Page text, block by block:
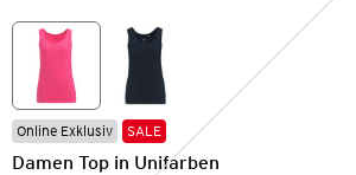
Online Exklusiv SALE
Damen Top in Unifarben